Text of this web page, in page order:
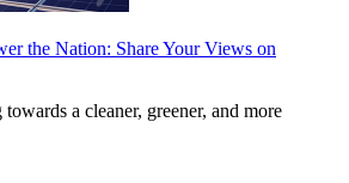
the Nation: Share Your Views on
a cleaner, greener, and more